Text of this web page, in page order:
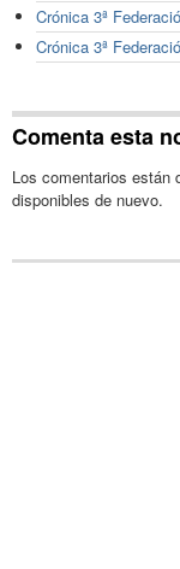
Crónica 3ª
Crónica 3ª
Comenta esta
Los comentarios están
disponibles de nuevo.